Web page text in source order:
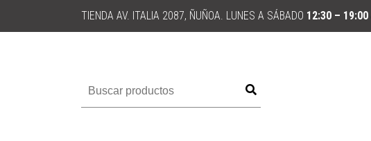
TIENDA AV. ITALIA 2087, ÑUÑOA. LUNES A SÁBADO 12:30 – 19:00